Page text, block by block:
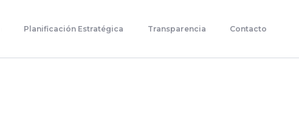
Planificación Estratégica Transparencia Contacto